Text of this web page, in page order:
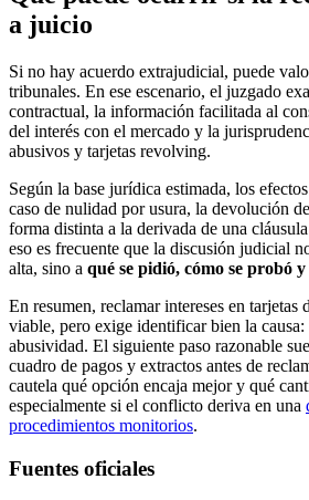
a juicio
Si no hay acuerdo extrajudicial, puede
tribunales. En ese escenario, el juzgado
contractual, la información facilitada al
del interés con el mercado y la
abusivos y tarjetas revolving.
Según la base jurídica estimada, los
caso de nulidad por usura, la devolución
forma distinta a la derivada de una
eso es frecuente que la discusión judicial
alta, sino a qué se pidió, cómo se probó
En resumen, reclamar intereses en tarjetas
viable, pero exige identificar bien la causa:
abusividad. El siguiente paso razonable
cuadro de pagos y extractos antes de
cautela qué opción encaja mejor y qué
especialmente si el conflicto deriva en una
procedimientos monitorios.
Fuentes oficiales